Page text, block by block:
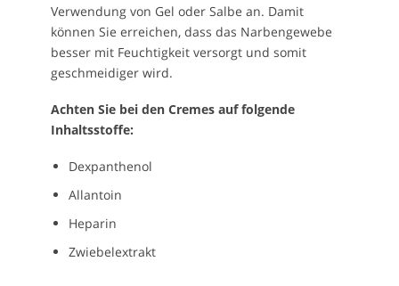
Verwendung von Gel oder Salbe an. Damit
können Sie erreichen, dass das Narbengewebe
besser mit Feuchtigkeit versorgt und somit
geschmeidiger wird.
Achten Sie bei den Cremes auf folgende
Inhaltsstoffe:
Dexpanthenol
Allantoin
Heparin
Zwiebelextrakt